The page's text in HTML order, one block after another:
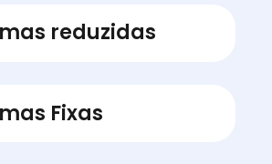
reduzidas
Fixas